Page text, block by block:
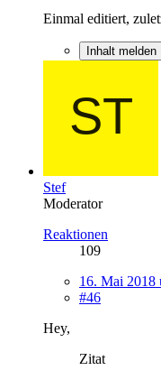
Einmal editiert,
Inhalt melden
Stef
Moderator
Reaktionen
109
16. Mai 2018
#46
Hey,
Zitat